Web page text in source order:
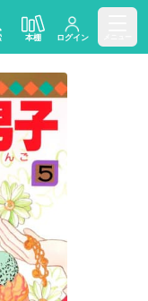
本棚 ログイン